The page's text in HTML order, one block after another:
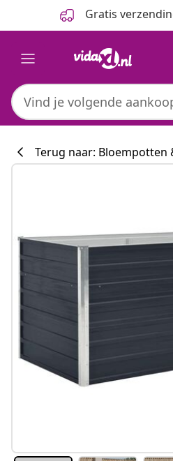
Gratis
Terug naar: Bloempotten